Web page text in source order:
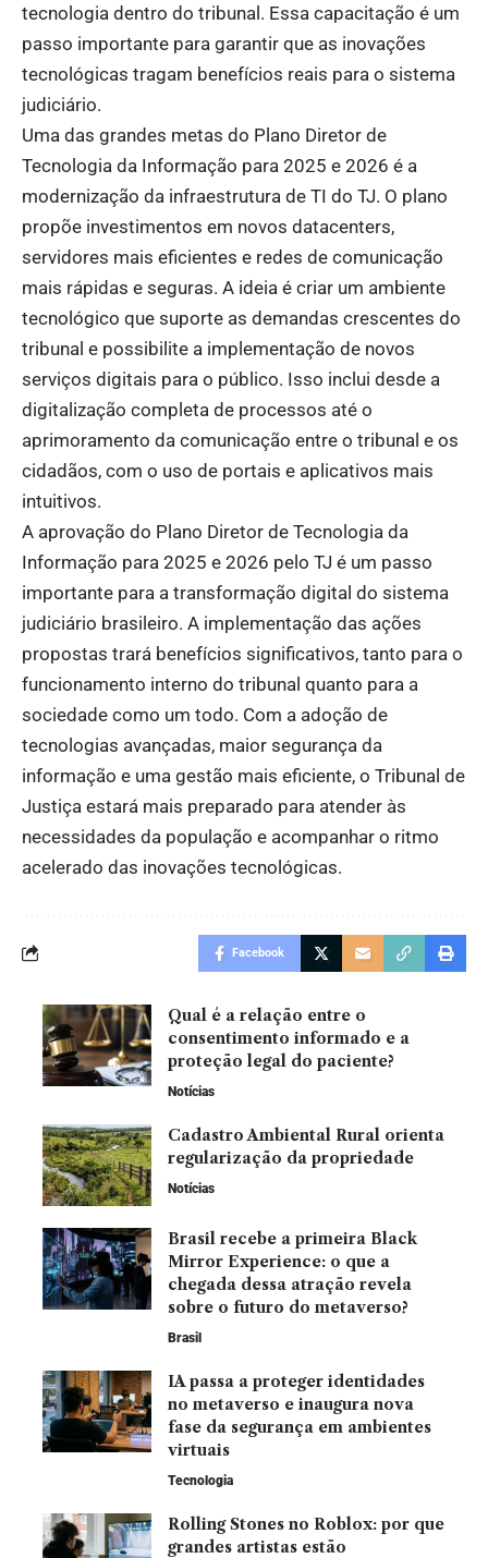
tecnologia dentro do tribunal. Essa capacitação é um
passo importante para garantir que as inovações
tecnológicas tragam benefícios reais para o sistema
judiciário.
Uma das grandes metas do Plano Diretor de
Tecnologia da Informação para 2025 e 2026 é a
modernização da infraestrutura de TI do TJ. O plano
propõe investimentos em novos datacenters,
servidores mais eficientes e redes de comunicação
mais rápidas e seguras. A ideia é criar um ambiente
tecnológico que suporte as demandas crescentes do
tribunal e possibilite a implementação de novos
serviços digitais para o público. Isso inclui desde a
digitalização completa de processos até o
aprimoramento da comunicação entre o tribunal e os
cidadãos, com o uso de portais e aplicativos mais
intuitivos.
A aprovação do Plano Diretor de Tecnologia da
Informação para 2025 e 2026 pelo TJ é um passo
importante para a transformação digital do sistema
judiciário brasileiro. A implementação das ações
propostas trará benefícios significativos, tanto para o
funcionamento interno do tribunal quanto para a
sociedade como um todo. Com a adoção de
tecnologias avançadas, maior segurança da
informação e uma gestão mais eficiente, o Tribunal de
Justiça estará mais preparado para atender às
necessidades da população e acompanhar o ritmo
acelerado das inovações tecnológicas.
Facebook
Qual é a relação entre o
consentimento informado e a
proteção legal do paciente?
Notícias
Cadastro Ambiental Rural orienta
regularização da propriedade
Notícias
Brasil recebe a primeira Black
Mirror Experience: o que a
chegada dessa atração revela
sobre o futuro do metaverso?
Brasil
IA passa a proteger identidades
no metaverso e inaugura nova
fase da segurança em ambientes
virtuais
Tecnologia
Rolling Stones no Roblox: por que
grandes artistas estão